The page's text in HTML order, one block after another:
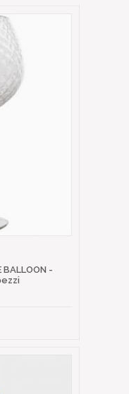
BALLOON -